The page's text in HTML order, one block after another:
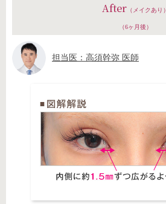
After（メイクあり）
（6ヶ月後）
担当医：高須幹弥 医師